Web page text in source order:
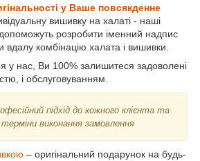
у Ваше повсякденне
вишивку на халаті - наші
розробити іменний надпис
вдалу комбінацію халата і вишивки.
у нас, Ви 100% залишитеся задоволені
і обслуговуванням.
підхід до кожного клієнта та
терміни виконання замовлення
– оригінальний подарунок на будь-